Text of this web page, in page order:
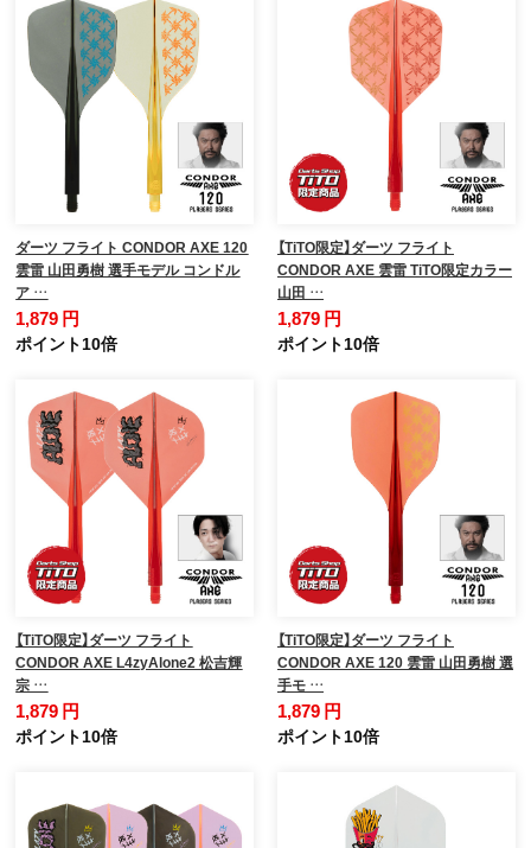
ダーツ フライト CONDOR AXE 120
雲雷 山田勇樹 選手モデル コンドル
ア …
1,879 円
ポイント10倍
【TiTO限定】ダーツ フライト
CONDOR AXE 雲雷 TiTO限定カラー
山田 …
1,879 円
ポイント10倍
【TiTO限定】ダーツ フライト
CONDOR AXE L4zyAlone2 松吉輝
宗 …
1,879 円
ポイント10倍
【TiTO限定】ダーツ フライト
CONDOR AXE 120 雲雷 山田勇樹 選
手モ …
1,879 円
ポイント10倍